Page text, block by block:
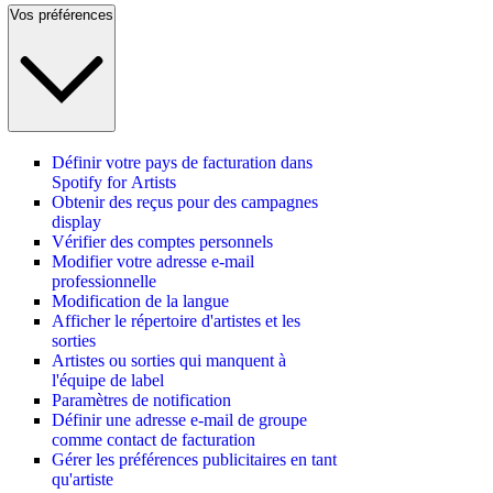
Vos préférences
Définir votre pays de facturation dans
Spotify for Artists
Obtenir des reçus pour des campagnes
display
Vérifier des comptes personnels
Modifier votre adresse e-mail
professionnelle
Modification de la langue
Afficher le répertoire d'artistes et les
sorties
Artistes ou sorties qui manquent à
l'équipe de label
Paramètres de notification
Définir une adresse e-mail de groupe
comme contact de facturation
Gérer les préférences publicitaires en tant
qu'artiste